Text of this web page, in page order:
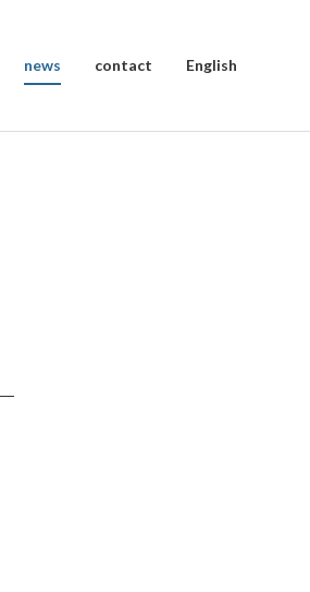
news contact English